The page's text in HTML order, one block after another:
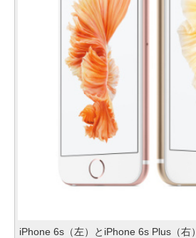
iPhone 6s（左）とiPhone 6s Plus（右）